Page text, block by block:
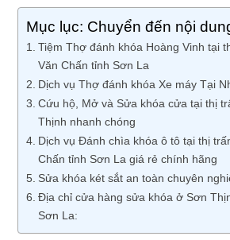
Mục lục: Chuyển đến nội
Tiệm Thợ đánh khóa Hoàng Vinh tại
Văn Chấn tỉnh Sơn La
Dịch vụ Thợ đánh khóa Xe máy Tại
Cứu hộ, Mở và Sửa khóa cửa tại thị
Thịnh nhanh chóng
Dịch vụ Đánh chìa khóa ô tô tại thị
Chấn tỉnh Sơn La giá rẻ chính hãng
Sửa khóa két sắt an toàn chuyên
Địa chỉ cửa hàng sửa khóa ở Sơn
Sơn La: